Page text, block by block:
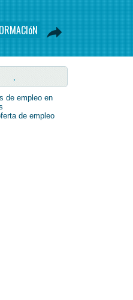
.
de empleo en
de empleo